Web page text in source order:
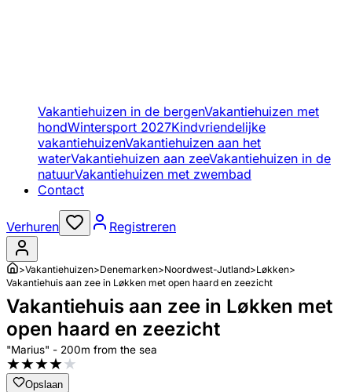
Vakantiehuizen in de bergenVakantiehuizen met
hondWintersport 2027Kindvriendelijke
vakantiehuizenVakantiehuizen aan het
waterVakantiehuizen aan zeeVakantiehuizen in de
natuurVakantiehuizen met zwembad
Contact
Verhuren Registreren
>Vakantiehuizen>Denemarken>Noordwest-Jutland>Løkken>
Vakantiehuis aan zee in Løkken met open haard en zeezicht
Vakantiehuis aan zee in Løkken met
open haard en zeezicht
"Marius" - 200m from the sea
★★★★★
Opslaan